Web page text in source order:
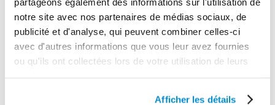
notre site avec nos partenaires de médias sociaux, de
publicité et d'analyse, qui peuvent combiner celles-ci
avec d'autres informations que vous leur avez fournies
ou qu'ils ont collectées lors de votre utilisation de leurs
Afficher les détails